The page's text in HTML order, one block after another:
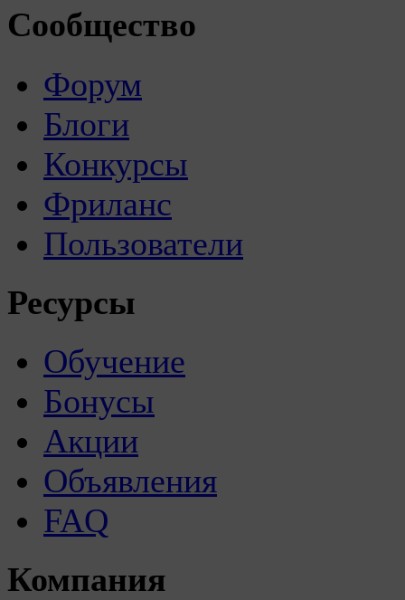
Сообщество
Форум
Блоги
Конкурсы
Фриланс
Пользователи
Ресурсы
Обучение
Бонусы
Акции
Объявления
FAQ
Компания